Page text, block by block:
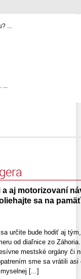
...
aj motorizovaní
sa na
určite bude hodiť aj
od diaľnice zo
mestské orgány či
sme sa vrátili
[...]